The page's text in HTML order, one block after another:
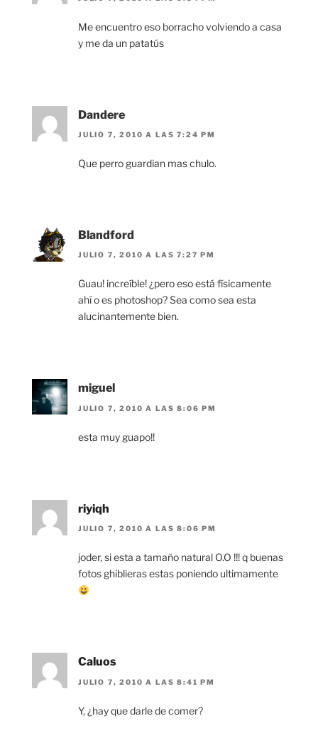
Me encuentro eso borracho volviendo a casa
y me da un patatús
Dandere
JULIO 7, 2010 A LAS 7:24 PM
Que perro guardian mas chulo.
Blandford
JULIO 7, 2010 A LAS 7:27 PM
Guau! increíble! ¿pero eso está físicamente
ahí o es photoshop? Sea como sea esta
alucinantemente bien.
miguel
JULIO 7, 2010 A LAS 8:06 PM
esta muy guapo!!
riyiqh
JULIO 7, 2010 A LAS 8:06 PM
joder, si esta a tamaño natural O.O !!! q buenas
fotos ghiblieras estas poniendo ultimamente
Caluos
JULIO 7, 2010 A LAS 8:41 PM
Y, ¿hay que darle de comer?